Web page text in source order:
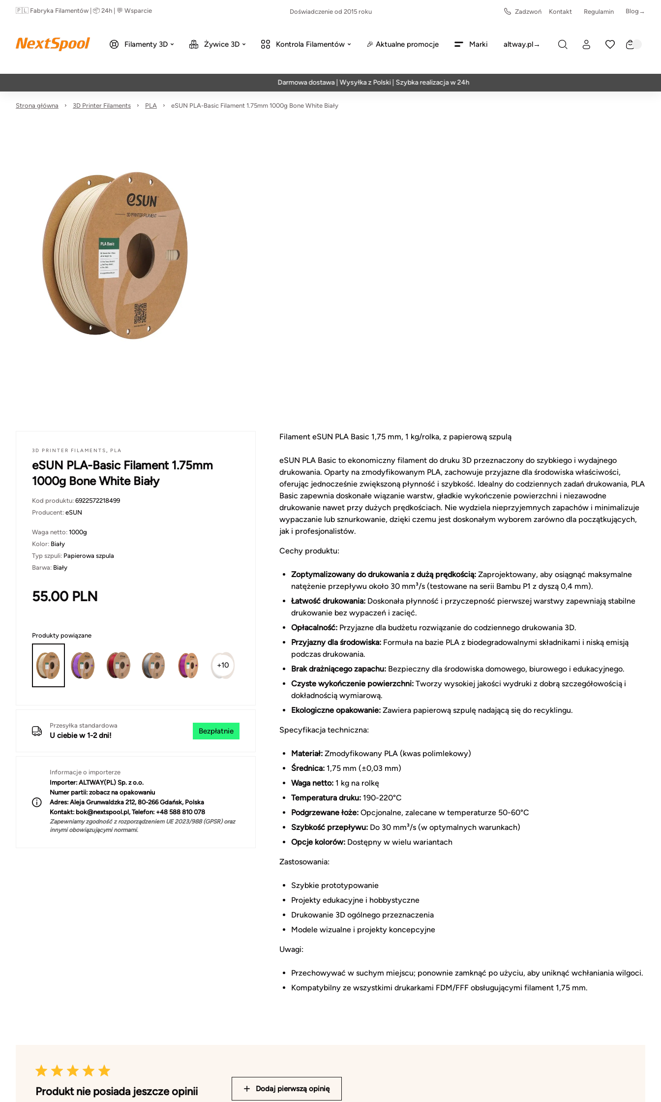
🇵🇱 Fabryka Filamentów | 📦 24h | 💬 Wsparcie Doświadczenie od 2015 roku Zadzwoń Kontakt Regulamin Blog→
Filamenty 3D Żywice 3D Kontrola Filamentów 🎉 Aktualne promocje Marki altway.pl→
Darmowa dostawa | Wysyłka z Polski | Szybka realizacja w 24h
Strona główna 3D Printer Filaments PLA eSUN PLA-Basic Filament 1.75mm 1000g Bone White Biały
3D PRINTER FILAMENTS, PLA
eSUN PLA-Basic Filament 1.75mm
1000g Bone White Biały
Kod produktu: 6922572218499
Producent: eSUN
Waga netto: 1000g
Kolor: Biały
Typ szpuli: Papierowa szpula
Barwa: Biały
55.00 PLN
Produkty powiązane
+10
Przesyłka standardowa
U ciebie w 1-2 dni!
Bezpłatnie
Informacje o importerze
Importer: ALTWAY(PL) Sp. z o.o.
Numer partii: zobacz na opakowaniu
Adres: Aleja Grunwaldzka 212, 80-266 Gdańsk, Polska
Kontakt: bok@nextspool.pl, Telefon: +48 588 810 078
Zapewniamy zgodność z rozporządzeniem UE 2023/988 (GPSR) oraz
innymi obowiązującymi normami.
Filament eSUN PLA Basic 1,75 mm, 1 kg/rolka, z papierową szpulą
eSUN PLA Basic to ekonomiczny filament do druku 3D przeznaczony do szybkiego i wydajnego
drukowania. Oparty na zmodyfikowanym PLA, zachowuje przyjazne dla środowiska właściwości,
oferując jednocześnie zwiększoną płynność i szybkość. Idealny do codziennych zadań drukowania, PLA
Basic zapewnia doskonałe wiązanie warstw, gładkie wykończenie powierzchni i niezawodne
drukowanie nawet przy dużych prędkościach. Nie wydziela nieprzyjemnych zapachów i minimalizuje
wypaczanie lub sznurkowanie, dzięki czemu jest doskonałym wyborem zarówno dla początkujących,
jak i profesjonalistów.
Cechy produktu:
Zoptymalizowany do drukowania z dużą prędkością: Zaprojektowany, aby osiągnąć maksymalne
natężenie przepływu około 30 mm³/s (testowane na serii Bambu P1 z dyszą 0,4 mm).
Łatwość drukowania: Doskonała płynność i przyczepność pierwszej warstwy zapewniają stabilne
drukowanie bez wypaczeń i zacięć.
Opłacalność: Przyjazne dla budżetu rozwiązanie do codziennego drukowania 3D.
Przyjazny dla środowiska: Formuła na bazie PLA z biodegradowalnymi składnikami i niską emisją
podczas drukowania.
Brak drażniącego zapachu: Bezpieczny dla środowiska domowego, biurowego i edukacyjnego.
Czyste wykończenie powierzchni: Tworzy wysokiej jakości wydruki z dobrą szczegółowością i
dokładnością wymiarową.
Ekologiczne opakowanie: Zawiera papierową szpulę nadającą się do recyklingu.
Specyfikacja techniczna:
Materiał: Zmodyfikowany PLA (kwas polimlekowy)
Średnica: 1,75 mm (±0,03 mm)
Waga netto: 1 kg na rolkę
Temperatura druku: 190-220°C
Podgrzewane łoże: Opcjonalne, zalecane w temperaturze 50-60°C
Szybkość przepływu: Do 30 mm³/s (w optymalnych warunkach)
Opcje kolorów: Dostępny w wielu wariantach
Zastosowania:
Szybkie prototypowanie
Projekty edukacyjne i hobbystyczne
Drukowanie 3D ogólnego przeznaczenia
Modele wizualne i projekty koncepcyjne
Uwagi:
Przechowywać w suchym miejscu; ponownie zamknąć po użyciu, aby uniknąć wchłaniania wilgoci.
Kompatybilny ze wszystkimi drukarkami FDM/FFF obsługującymi filament 1,75 mm.
Produkt nie posiada jeszcze opinii Dodaj pierwszą opinię